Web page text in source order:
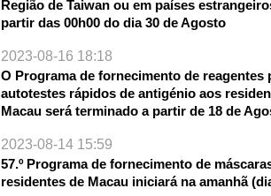
Região de Taiwan ou em países
partir das 00h00 do dia 30 de Agosto
2023-08-16 18:18
O Programa de fornecimento de reagentes
autotestes rápidos de antigénio aos
Macau será terminado a partir de 18 de
2023-08-14 15:59
57.º Programa de fornecimento de
residentes de Macau iniciará na amanhã